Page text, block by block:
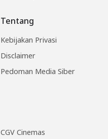
CGV Cinemas
Tentang
Kebijakan Privasi
Disclaimer
Pedoman Media Siber